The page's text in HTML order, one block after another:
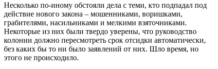
Несколько по-иному обстояли дела с теми, кто подпадал под
действие нового закона – мошенниками, воришками,
грабителями, насильниками и мелкими взяточниками.
Некоторые из них были твердо уверены, что руководство
колонии должно пересмотреть срок отсидки автоматически,
без каких бы то ни было заявлений от них. Шло время, но
этого не происходило.